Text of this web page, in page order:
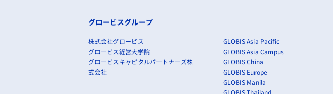
グロービスグループ
株式会社グロービス
グロービス経営大学院
グロービスキャピタルパートナーズ株
式会社
GLOBIS Asia Pacific
GLOBIS Asia Campus
GLOBIS China
GLOBIS Europe
GLOBIS Manila
GLOBIS Thailand